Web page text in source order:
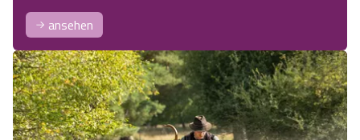
ansehen